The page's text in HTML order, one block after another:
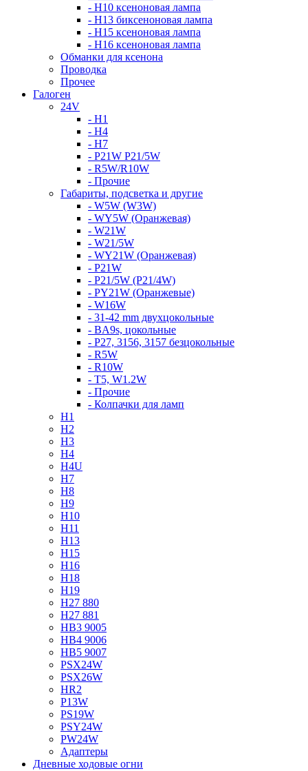
- H10 ксеноновая лампа
- H13 биксеноновая лампа
- H15 ксеноновая лампа
- H16 ксеноновая лампа
Обманки для ксенона
Проводка
Прочее
Галоген
24V
- H1
- H4
- H7
- P21W P21/5W
- R5W/R10W
- Прочие
Габариты, подсветка и другие
- W5W (W3W)
- WY5W (Оранжевая)
- W21W
- W21/5W
- WY21W (Оранжевая)
- P21W
- P21/5W (P21/4W)
- PY21W (Оранжевые)
- W16W
- 31-42 mm двухцокольные
- BA9s, цокольные
- P27, 3156, 3157 безцокольные
- R5W
- R10W
- T5, W1.2W
- Прочие
- Колпачки для ламп
H1
H2
H3
H4
H4U
H7
H8
H9
H10
H11
H13
H15
H16
H18
H19
H27 880
H27 881
HB3 9005
HB4 9006
HB5 9007
PSX24W
PSX26W
HR2
P13W
PS19W
PSY24W
PW24W
Адаптеры
Дневные ходовые огни